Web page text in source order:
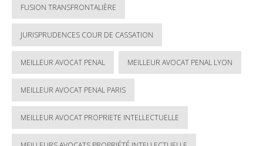
FUSION TRANSFRONTALIÈRE
JURISPRUDENCES COUR DE CASSATION
MEILLEUR AVOCAT PENAL MEILLEUR AVOCAT PENAL LYON
MEILLEUR AVOCAT PENAL PARIS
MEILLEUR AVOCAT PROPRIETE INTELLECTUELLE